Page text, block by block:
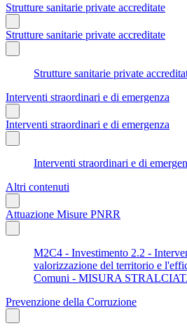
Strutture sanitarie private accreditate
Strutture sanitarie private accreditate
Strutture sanitarie private
Interventi straordinari e di emergenza
Interventi straordinari e di emergenza
Interventi straordinari e di
Altri contenuti
Attuazione Misure PNRR
M2C4 - Investimento 2.2 -
valorizzazione del territorio e
Comuni - MISURA
Prevenzione della Corruzione